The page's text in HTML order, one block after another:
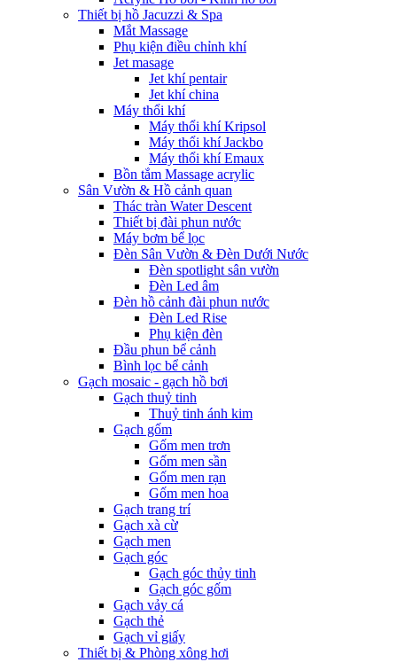
Thiết bị hồ Jacuzzi & Spa
Mắt Massage
Phụ kiện điều chỉnh khí
Jet masage
Jet khí pentair
Jet khí china
Máy thổi khí
Máy thổi khí Kripsol
Máy thổi khí Jackbo
Máy thổi khí Emaux
Bồn tắm Massage acrylic
Sân Vườn & Hồ cảnh quan
Thác tràn Water Descent
Thiết bị đài phun nước
Máy bơm bể lọc
Đèn Sân Vườn & Đèn Dưới Nước
Đèn spotlight sân vườn
Đèn Led âm
Đèn hồ cảnh đài phun nước
Đèn Led Rise
Phụ kiện đèn
Đầu phun bể cảnh
Bình lọc bể cảnh
Gạch mosaic - gạch hồ bơi
Gạch thuỷ tinh
Thuỷ tinh ánh kim
Gạch gốm
Gốm men trơn
Gốm men sần
Gốm men rạn
Gốm men hoa
Gạch trang trí
Gạch xà cừ
Gạch men
Gạch góc
Gạch góc thủy tinh
Gạch góc gốm
Gạch vảy cá
Gạch thẻ
Gạch vỉ giấy
Thiết bị & Phòng xông hơi